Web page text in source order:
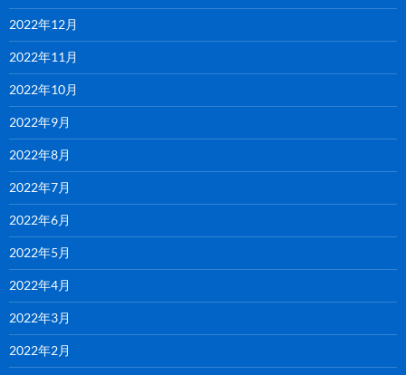
2022年12月
2022年11月
2022年10月
2022年9月
2022年8月
2022年7月
2022年6月
2022年5月
2022年4月
2022年3月
2022年2月